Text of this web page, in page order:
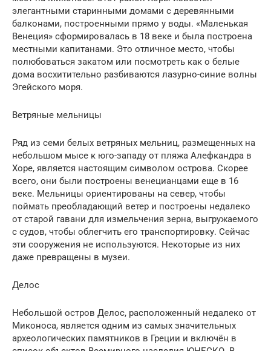
элегантными старинными домами с деревянными
балконами, построенными прямо у воды. «Маленькая
Венеция» сформировалась в 18 веке и была построена
местными капитанами. Это отличное место, чтобы
полюбоваться закатом или посмотреть как о белые
дома восхитительно разбиваются лазурно-синие волны
Эгейского моря.
Ветряные мельницы
Ряд из семи белых ветряных мельниц, размещенных на
небольшом мысе к юго-западу от пляжа Алефкандра в
Хоре, является настоящим символом острова. Скорее
всего, они были построены венецианцами еще в 16
веке. Мельницы ориентированы на север, чтобы
поймать преобладающий ветер и построены недалеко
от старой гавани для измельчения зерна, выгружаемого
с судов, чтобы облегчить его транспортировку. Сейчас
эти сооружения не используются. Некоторые из них
даже превращены в музеи.
Делос
Небольшой остров Делос, расположенный недалеко от
Миконоса, является одним из самых значительных
археологических памятников в Греции и включён в